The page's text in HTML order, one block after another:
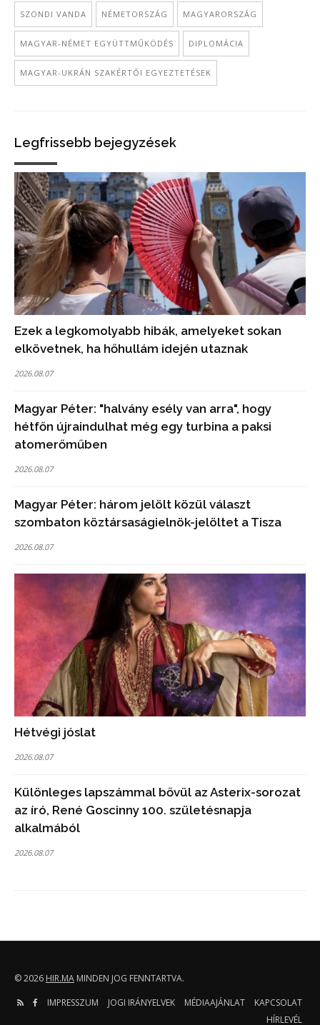
SZONDI VANDA NÉMETORSZÁG MAGYARORSZÁG
MAGYAR-NÉMET EGYÜTTMŰKÖDÉS DIPLOMÁCIA
MAGYAR-UKRÁN SZAKÉRTŐI EGYEZTETÉSEK
Legfrissebb bejegyzések
Ezek a legkomolyabb hibák, amelyeket sokan
elkövetnek, ha hőhullám idején utaznak
2026.08.07
Magyar Péter: "halvány esély van arra", hogy
hétfőn újraindulhat még egy turbina a paksi
atomerőműben
2026.08.07
Magyar Péter: három jelölt közül választ
szombaton köztársaságielnök-jelöltet a Tisza
2026.08.07
Hétvégi jóslat
2026.08.07
Különleges lapszámmal bővül az Asterix-sorozat
az író, René Goscinny 100. születésnapja
alkalmából
2026.08.07
© 2026 HIR.MA MINDEN JOG FENNTARTVA.
IMPRESSZUM
JOGI IRÁNYELVEK MÉDIAAJÁNLAT
KAPCSOLAT
HÍRLEVÉL